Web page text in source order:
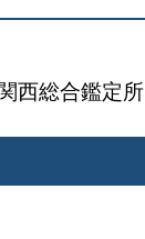
関西総合鑑定所